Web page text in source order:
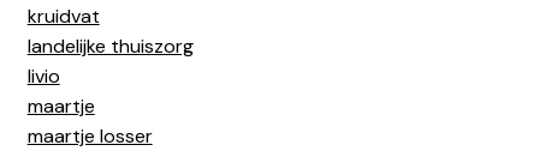
kruidvat
landelijke thuiszorg
livio
maartje
maartje losser